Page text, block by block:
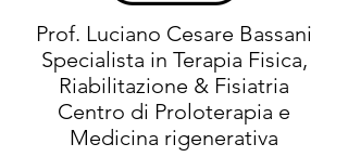
Prof. Luciano Cesare Bassani
Specialista in Terapia Fisica,
Riabilitazione & Fisiatria
Centro di Proloterapia e
Medicina rigenerativa